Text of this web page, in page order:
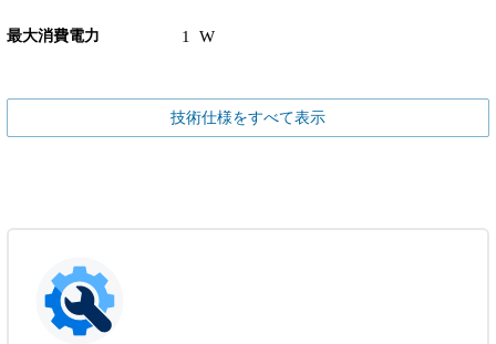
最大消費電力 1 W
技術仕様をすべて表示